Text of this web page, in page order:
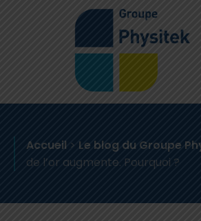
Accueil > Le blog du Groupe
de l’or augmente. Pourquoi ?